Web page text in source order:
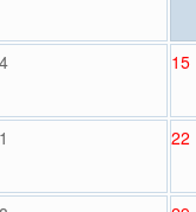
15
22